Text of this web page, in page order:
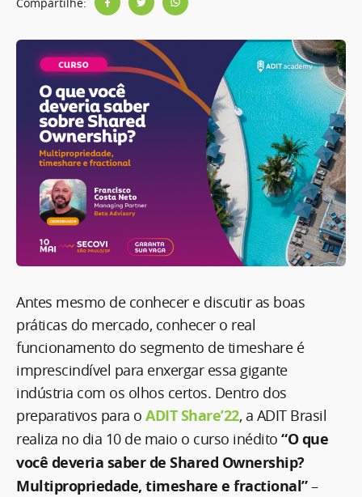
Antes mesmo de conhecer e discutir as boas
práticas do mercado, conhecer o real
funcionamento do segmento de timeshare é
imprescindível para enxergar essa gigante
indústria com os olhos certos. Dentro dos
preparativos para o ADIT Share’22, a ADIT Brasil
realiza no dia 10 de maio o curso inédito “O que
você deveria saber de Shared Ownership?
Multipropriedade, timeshare e fractional”–